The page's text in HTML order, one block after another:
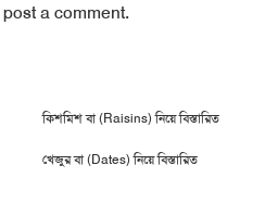
a comment.
কিশমিশ বা (Raisins) নিয়ে বিস্তারিত
খেজুর বা (Dates) নিয়ে বিস্তারিত